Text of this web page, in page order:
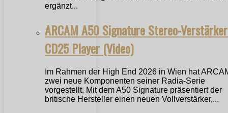
ergänzt...
ARCAM A50 Signature Stereo-
CD25 Player (Video)
Im Rahmen der High End 2026 in Wien hat
zwei neue Komponenten seiner Radia-Serie
vorgestellt. Mit dem A50 Signature präsentiert der
britische Hersteller einen neuen Vollverstärker,...